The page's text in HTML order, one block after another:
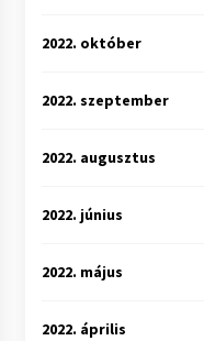
2022. október
2022. szeptember
2022. augusztus
2022. június
2022. május
2022. április